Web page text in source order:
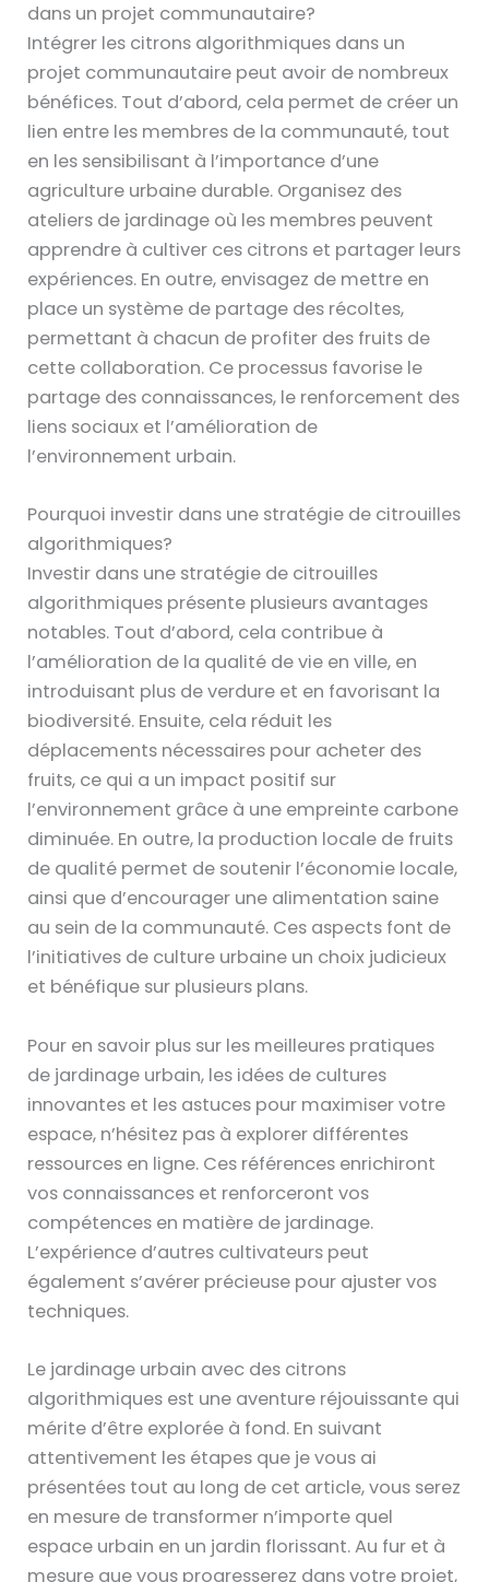
dans un projet communautaire?
Intégrer les citrons algorithmiques dans un
projet communautaire peut avoir de nombreux
bénéfices. Tout d’abord, cela permet de créer un
lien entre les membres de la communauté, tout
en les sensibilisant à l’importance d’une
agriculture urbaine durable. Organisez des
ateliers de jardinage où les membres peuvent
apprendre à cultiver ces citrons et partager leurs
expériences. En outre, envisagez de mettre en
place un système de partage des récoltes,
permettant à chacun de profiter des fruits de
cette collaboration. Ce processus favorise le
partage des connaissances, le renforcement des
liens sociaux et l’amélioration de
l’environnement urbain.
Pourquoi investir dans une stratégie de citrouilles
algorithmiques?
Investir dans une stratégie de citrouilles
algorithmiques présente plusieurs avantages
notables. Tout d’abord, cela contribue à
l’amélioration de la qualité de vie en ville, en
introduisant plus de verdure et en favorisant la
biodiversité. Ensuite, cela réduit les
déplacements nécessaires pour acheter des
fruits, ce qui a un impact positif sur
l’environnement grâce à une empreinte carbone
diminuée. En outre, la production locale de fruits
de qualité permet de soutenir l’économie locale,
ainsi que d’encourager une alimentation saine
au sein de la communauté. Ces aspects font de
l’initiatives de culture urbaine un choix judicieux
et bénéfique sur plusieurs plans.
Pour en savoir plus sur les meilleures pratiques
de jardinage urbain, les idées de cultures
innovantes et les astuces pour maximiser votre
espace, n’hésitez pas à explorer différentes
ressources en ligne. Ces références enrichiront
vos connaissances et renforceront vos
compétences en matière de jardinage.
L’expérience d’autres cultivateurs peut
également s’avérer précieuse pour ajuster vos
techniques.
Le jardinage urbain avec des citrons
algorithmiques est une aventure réjouissante qui
mérite d’être explorée à fond. En suivant
attentivement les étapes que je vous ai
présentées tout au long de cet article, vous serez
en mesure de transformer n’importe quel
espace urbain en un jardin florissant. Au fur et à
mesure que vous progresserez dans votre projet,